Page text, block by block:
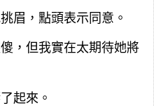
眉，點頭表示同意。
，但我實在太期待她將
起來。